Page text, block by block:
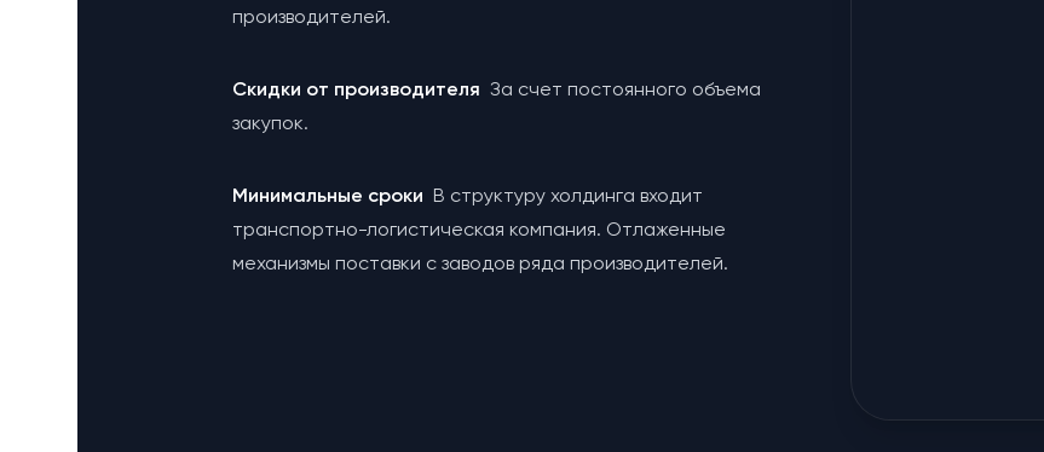
производителей.
Cкидки от производителя За счет постоянного объема
закупок.
Минимальные сроки В структуру холдинга входит
транспортно-логистическая компания. Отлаженные
механизмы поставки с заводов ряда производителей.